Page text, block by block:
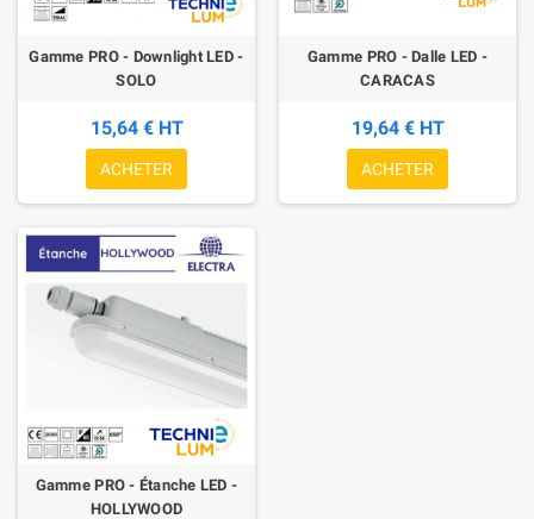
Gamme PRO - Downlight LED -
SOLO
15,64 € HT
ACHETER
Gamme PRO - Dalle LED -
CARACAS
19,64 € HT
ACHETER
Gamme PRO - Étanche LED -
HOLLYWOOD